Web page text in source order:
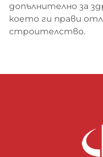
допълнително за
което ги прави
строителство.